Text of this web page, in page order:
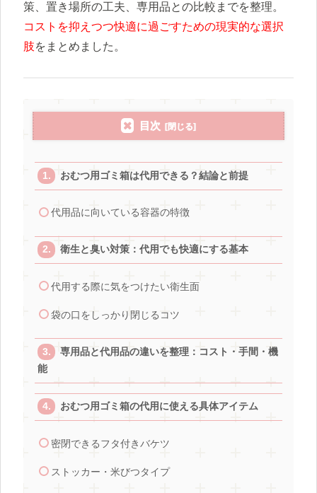
策、置き場所の工夫、専用品との比較までを整理。
コストを抑えつつ快適に過ごすための現実的な選択
肢をまとめました。
目次
おむつ用ゴミ箱は代用できる？結論と前提
代用品に向いている容器の特徴
衛生と臭い対策：代用でも快適にする基本
代用する際に気をつけたい衛生面
袋の口をしっかり閉じるコツ
専用品と代用品の違いを整理：コスト・手間・機
能
おむつ用ゴミ箱の代用に使える具体アイテム
密閉できるフタ付きバケツ
ストッカー・米びつタイプ